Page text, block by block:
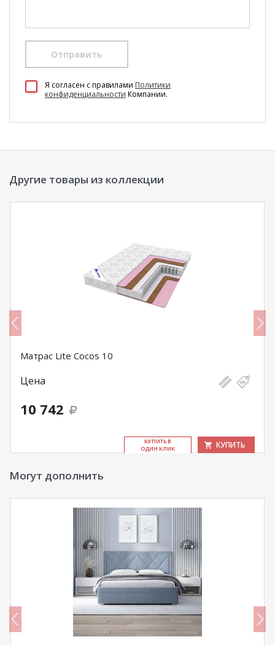
Отправить
Я согласен c правилами Политики
конфиденциальности Компании.
Другие товары из коллекции
Матрас Lite Cocos 10
Цена
10 742
КУ­ПИТЬ В
ОДИН КЛИК
КУПИТЬ
Могут дополнить